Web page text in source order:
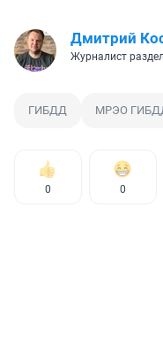
Дмитрий
Журналист
ГИБДД МРЭО
0 0